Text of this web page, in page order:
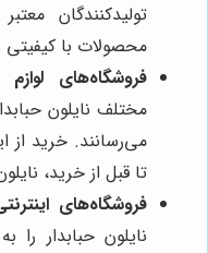
تولیدکنندگان
محصولات با
فروشگاه‌های
مختلف نایلون
می‌رسانند. خرید از
تا قبل از خرید،
فروشگاه‌های
نایلون حبابدار